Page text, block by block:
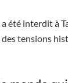
a été interdit à
tensions